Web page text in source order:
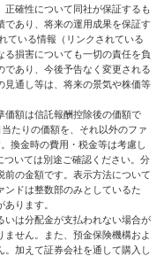
正確性について同社が保証するも
であり、将来の運用成果を保証す
ている情報（リンクされている
損害についても一切の責任を負
であり、今後予告なく変更される
見通し等は、将来の景気や株価等
価額は信託報酬控除後の価額で
たりの価額を、それ以外のファ
換金時の費用・税金等は考慮し
いては別途ご確認ください。分
の金額です。表示方法について
ンドは整数部のみとしているた
ります。
いは分配金が支払われない場合が
せん。また、預金保険機構およ
加えて証券会社を通して購入し